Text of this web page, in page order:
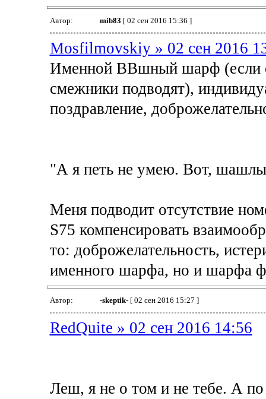
Автор: mib83 [ 02 сен 2016 15:36 ]
Mosfilmovskiy » 02 сен 2016
Именной ВВшный шарф (если
смежники подводят),
поздравление,
"А я петь не умею. Вот,
Меня подводит отсутствие
S75 компенсировать
то: доброжелательность,
именного шарфа, но и шарфа
Автор: -skeptik-[ 02 сен 2016 15:27 ]
RedQuite » 02 сен 2016 14:56
Леш, я не о том и не тебе. А